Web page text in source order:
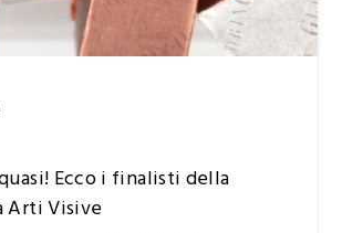
Ecco i finalisti della
Arti Visive